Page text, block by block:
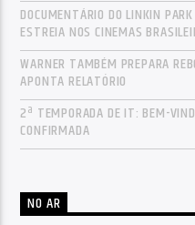
DOCUMENTÁRIO DO LINKIN
ESTREIA NOS CINEMAS
WARNER TAMBÉM PREPARA
APONTA RELATÓRIO
2ª TEMPORADA DE IT: BEM-
CONFIRMADA
NO AR